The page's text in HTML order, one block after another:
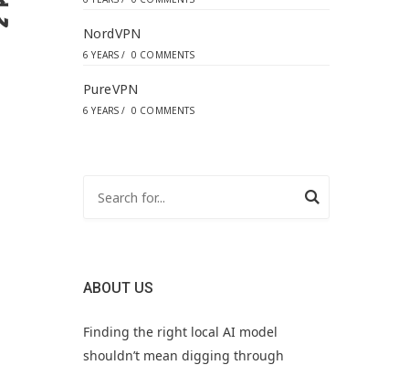
NordVPN
6 YEARS / 0 COMMENTS
PureVPN
6 YEARS / 0 COMMENTS
ABOUT US
Finding the right local AI model
shouldn’t mean digging through